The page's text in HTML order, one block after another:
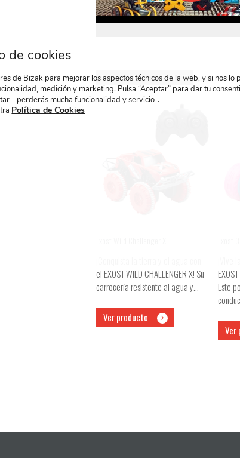
PRODUCTOS RELACIONADOS
el EXOST WILD CHALLENGER X! Su
carrocería resistente al agua y…
Ver producto
Este
Ver
de cookies
de Bizak para mejorar los aspectos técnicos de la web, y si nos lo
medición y marketing. Pulsa “Aceptar” para dar tu
- perderás mucha funcionalidad y servicio-.
Política de Cookies